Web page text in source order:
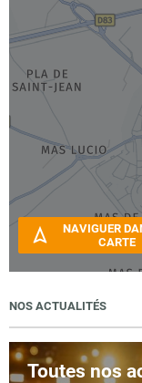
NAVIGUER
CARTE
NOS ACTUALITÉS
Toutes nos